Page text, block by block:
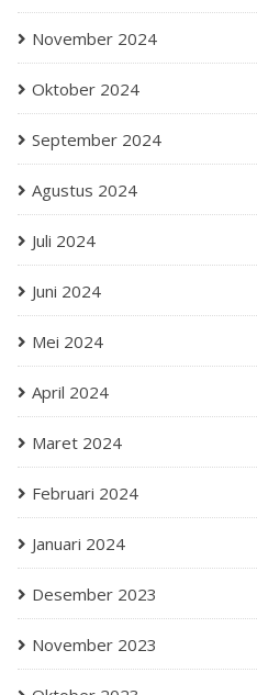
November 2024
Oktober 2024
September 2024
Agustus 2024
Juli 2024
Juni 2024
Mei 2024
April 2024
Maret 2024
Februari 2024
Januari 2024
Desember 2023
November 2023